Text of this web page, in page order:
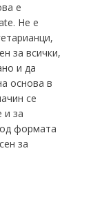
е
Не е
за всички,
и да
основа в
се
и за
формата
за